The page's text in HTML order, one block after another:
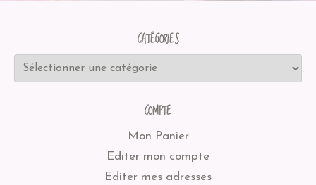
CATÉGORIES
COMPTE
Mon Panier
Editer mon compte
Editer mes adresses